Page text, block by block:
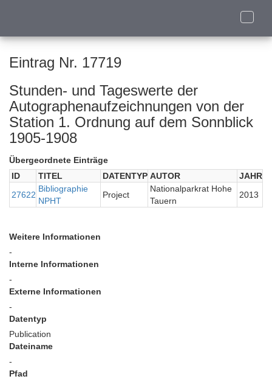
Toggle
Eintrag Nr. 17719
Stunden- und Tageswerte der
Autographenaufzeichnungen von der
Station 1. Ordnung auf dem Sonnblick
1905-1908
Übergeordnete Einträge
ID
TITEL DATENTYP AUTOR
JAHR
27622
Bibliographie
NPHT
Project
Nationalparkrat Hohe
Tauern
2013
Weitere Informationen
-
Interne Informationen
-
Externe Informationen
-
Datentyp
Publication
Dateiname
-
Pfad